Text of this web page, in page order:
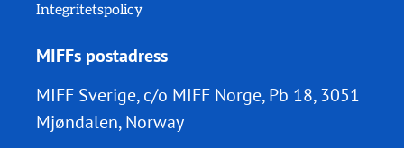
Integritetspolicy
MIFFs postadress
MIFF Sverige, c/o MIFF Norge, Pb 18, 3051
Mjøndalen, Norway